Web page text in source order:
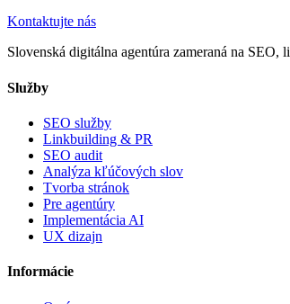
Kontaktujte nás
Slovenská digitálna agentúra zameraná na
Služby
SEO služby
Linkbuilding & PR
SEO audit
Analýza kľúčových slov
Tvorba stránok
Pre agentúry
Implementácia AI
UX dizajn
Informácie